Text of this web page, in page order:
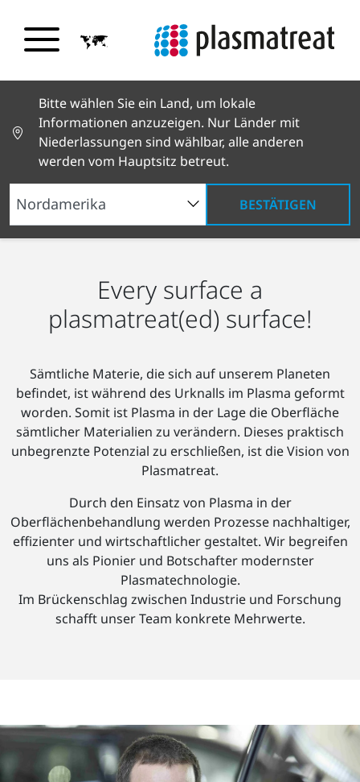
Bitte wählen Sie ein Land, um lokale
Informationen anzuzeigen. Nur Länder mit
Niederlassungen sind wählbar, alle anderen
werden vom Hauptsitz betreut.
BESTÄTIGEN
Plasmatreat entdecken Unsere Mission
Every surface a
plasmatreat(ed) surface!
Sämtliche Materie, die sich auf unserem Planeten
befindet, ist während des Urknalls im Plasma geformt
worden. Somit ist Plasma in der Lage die Oberfläche
sämtlicher Materialien zu verändern. Dieses praktisch
unbegrenzte Potenzial zu erschließen, ist die Vision von
Plasmatreat.
Durch den Einsatz von Plasma in der
Oberflächenbehandlung werden Prozesse nachhaltiger,
effizienter und wirtschaftlicher gestaltet. Wir begreifen
uns als Pionier und Botschafter modernster
Plasmatechnologie.
Im Brückenschlag zwischen Industrie und Forschung
schafft unser Team konkrete Mehrwerte.